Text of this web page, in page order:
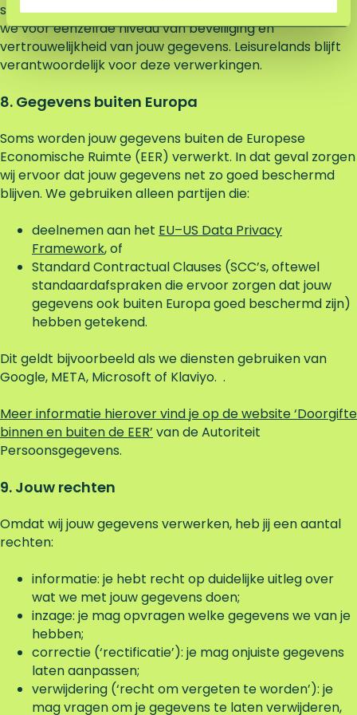
sluiten wij een verwerkersovereenkomst af. Zo zorgen
we voor eenzelfde niveau van beveiliging en
vertrouwelijkheid van jouw gegevens. Leisurelands blijft
verantwoordelijk voor deze verwerkingen.
8. Gegevens buiten Europa
Soms worden jouw gegevens buiten de Europese
Economische Ruimte (EER) verwerkt. In dat geval zorgen
wij ervoor dat jouw gegevens net zo goed beschermd
blijven. We gebruiken alleen partijen die:
deelnemen aan het EU–US Data Privacy
Framework, of
Standard Contractual Clauses (SCC’s, oftewel
standaardafspraken die ervoor zorgen dat jouw
gegevens ook buiten Europa goed beschermd zijn)
hebben getekend.
Dit geldt bijvoorbeeld als we diensten gebruiken van
Google, META, Microsoft of Klaviyo. .
Meer informatie hierover vind je op de website ‘Doorgifte
binnen en buiten de EER’ van de Autoriteit
Persoonsgegevens.
9. Jouw rechten
Omdat wij jouw gegevens verwerken, heb jij een aantal
rechten:
informatie: je hebt recht op duidelijke uitleg over
wat we met jouw gegevens doen;
inzage: je mag opvragen welke gegevens we van je
hebben;
correctie (‘rectificatie’): je mag onjuiste gegevens
laten aanpassen;
verwijdering (‘recht om vergeten te worden’): je
mag vragen om je gegevens te laten verwijderen,